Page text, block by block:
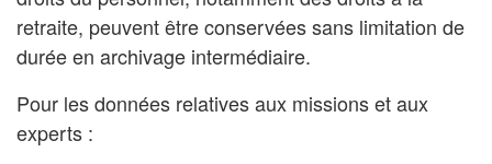
retraite, peuvent être conservées sans limitation de
durée en archivage intermédiaire.
Pour les données relatives aux missions et aux
experts :